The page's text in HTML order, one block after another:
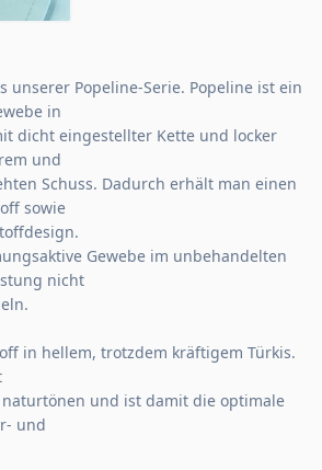
unserer Popeline-Serie. Popeline ist ein
in
dicht eingestellter Kette und locker
und
Schuss. Dadurch erhält man einen
sowie
Gewebe im unbehandelten
nicht
in hellem, trotzdem kräftigem Türkis.
und ist damit die optimale
und